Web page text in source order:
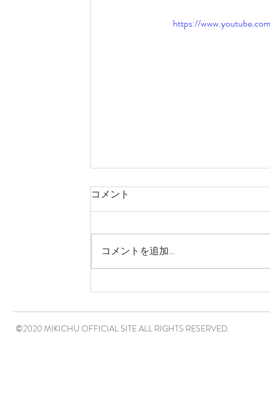
https://
コメント
コメントを追加…
©2020 MIKICHU OFFICIAL SITE ALL RIGHTS RESERVED.